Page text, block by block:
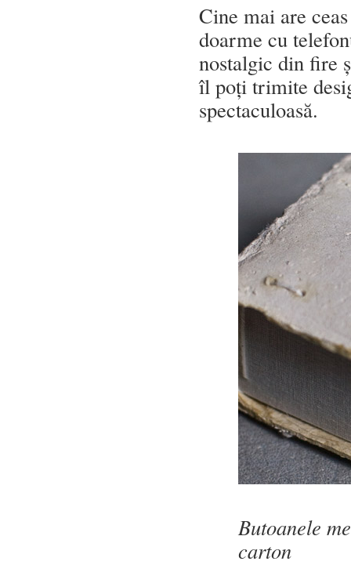
Cine mai are
doarme cu
nostalgic din fire
îl poți trimite
spectaculoasă.
Butoanele
carton